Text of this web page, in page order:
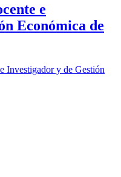
e
Económica de
Investigador y de Gestión